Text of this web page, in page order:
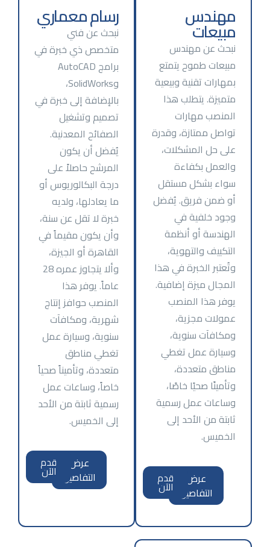
مهندس
مبيعات
نبحث عن مهندس
مبيعات طموح يتمتع
بمهارات تقنية وبيعية
متميزة. يتطلب هذا
المنصب مهارات
تواصل ممتازة، وقدرة
على حل المشكلات،
والعمل بكفاءة
سواء بشكل مستقل
أو ضمن فريق. يُفضل
وجود خلفية في
الهندسة أو أنظمة
التكييف والتهوية،
وتُعتبر الخبرة في هذا
المجال ميزة إضافية.
يوفر هذا المنصب
عمولات مجزية،
ومكافآت سنوية،
وسيارة عمل تغطي
مناطق متعددة،
وتأمينًا صحيًا خاصًا،
وساعات عمل رسمية
ثابتة من الأحد إلى
الخميس.
عرض
التفاصيل
قدم
الآن
رسام معماري
نبحث عن فني
متخصص ذي خبرة في
برامج AutoCAD
وSolidWorks،
بالإضافة إلى خبرة في
تصميم وتشغيل
الصفائح المعدنية.
يُفضل أن يكون
المرشح حاصلاً على
درجة البكالوريوس أو
ما يعادلها، ولديه
خبرة لا تقل عن سنة،
وأن يكون مقيماً في
القاهرة أو الجيزة،
وألا يتجاوز عمره 28
عاماً. يوفر هذا
المنصب حوافز إنتاج
شهرية، ومكافآت
سنوية، وسيارة عمل
تغطي مناطق
متعددة، وتأميناً صحياً
خاصاً، وساعات عمل
رسمية ثابتة من الأحد
إلى الخميس.
عرض
التفاصيل
قدم
الآن